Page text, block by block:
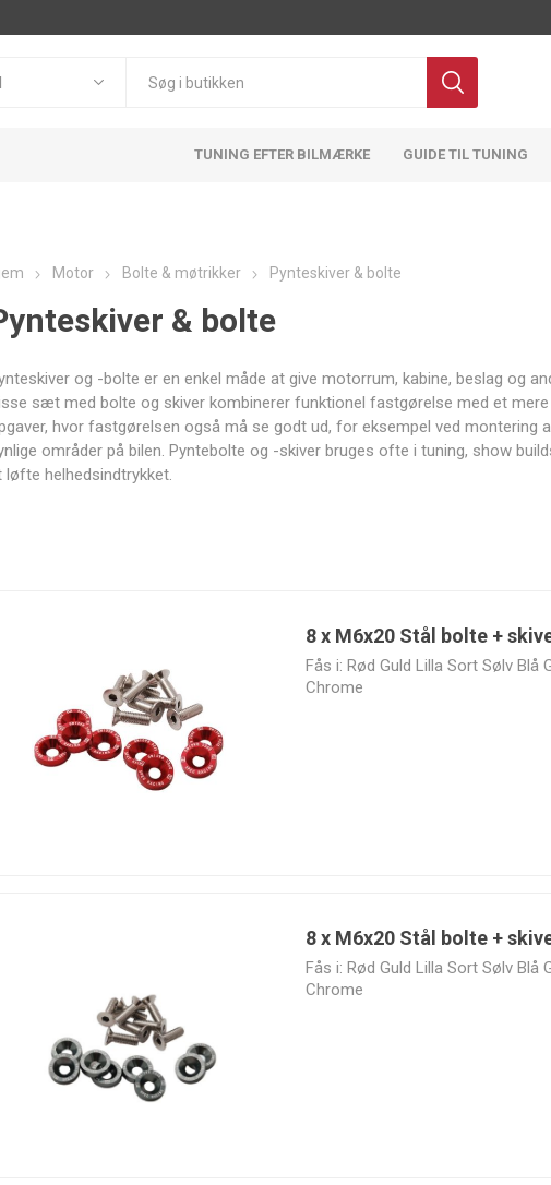
TUNING EFTER BILMÆRKE GUIDE TIL TUNING
Pulsar
OBP
ATL
BorgWarner Bosch
DeatschWerks
Holley EFI Holset
Motor Bolte & møtrikker Pynteskiver & bolte
& bolte
og -bolte er en enkel måde at give motorrum, kabine, beslag og
sæt med bolte og skiver kombinerer funktionel fastgørelse med et
hvor fastgørelsen også må se godt ud, for eksempel ved montering
områder på bilen. Pyntebolte og -skiver bruges ofte i tuning, show
løfte helhedsindtrykket.
8 x M6x20 Stål bolte +
Fås i: Rød Guld Lilla Sort Sølv Blå
Chrome
8 x M6x20 Stål bolte +
Fås i: Rød Guld Lilla Sort Sølv Blå
Chrome